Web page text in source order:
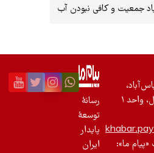
آب